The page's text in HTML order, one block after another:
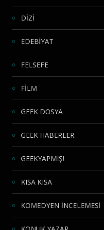
DİZİ
EDEBİYAT
FELSEFE
FİLM
GEEK DOSYA
GEEK HABERLER
GEEKYAPMIŞ!
KISA KISA
KOMEDYEN İNCELEMESİ